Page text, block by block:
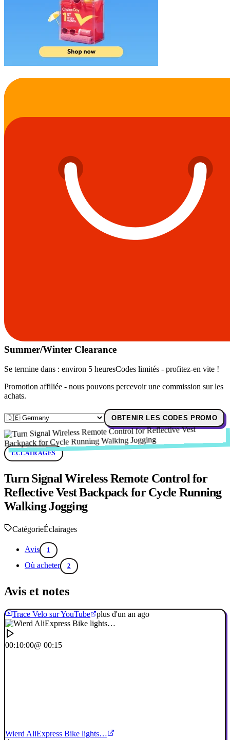
Summer/Winter Clearance
Se termine dans : environ 5 heuresCodes limités - profitez-en vite !
Promotion affiliée - nous pouvons percevoir une commission sur les
achats.
OBTENIR LES CODES PROMO
ÉCLAIRAGES
Turn Signal Wireless Remote Control for
Reflective Vest Backpack for Cycle Running
Walking Jogging
CatégorieÉclairages
Avis 1
Où acheter 2
Avis et notes
Trace Velo sur YouTube plus d'un an ago
00:10:00@ 00:15
Wierd AliExpress Bike lights…